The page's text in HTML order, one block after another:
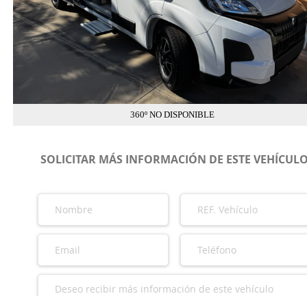
360º NO DISPONIBLE
SOLICITAR MÁS INFORMACIÓN DE ESTE